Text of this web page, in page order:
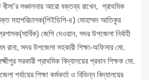
খীসা’র সঞ্চালনায় আরো বক্তব্য রাখেন, প্রাথমিক
মহাপরিচালক(পিইডিপি-৪) মোহাম্মদ আতিকুর
জেপি দেওয়ান, সদর উপজেলা নির্বাহী
রানা, সদর উপজেলা সহকারী শিক্ষা-অফিসার মো.
সরকারী প্রাথমিক বিদ্যালয়ের প্রধান শিক্ষক মো.
পর্যায়ের শিক্ষা কর্মকর্তা ও বিভিন্ন বিদ্যালয়ের